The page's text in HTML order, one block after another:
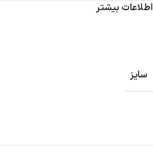
اطلاعات بیشتر
سایز